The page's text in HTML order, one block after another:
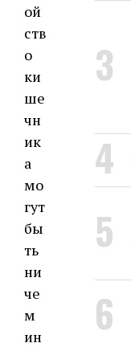
ой
ств
о
ки
ше
чн
ик
а
мо
гут
бы
ть
ни
че
м
ин